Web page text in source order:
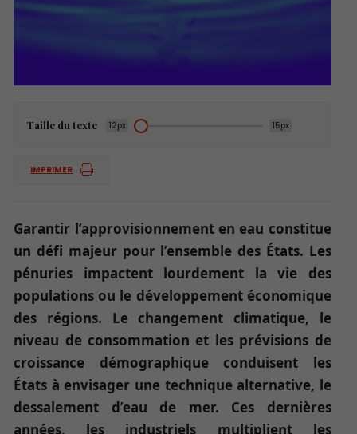
Taille du texte 12px 15px
IMPRIMER
Garantir l’approvisionnement en eau constitue
un défi majeur pour l’ensemble des États. Les
pénuries impactent lourdement la vie des
populations ou le développement économique
des régions. Le changement climatique, le
niveau de consommation et les prévisions de
croissance démographique conduisent les
États à envisager une technique alternative, le
dessalement d’eau de mer. Ces dernières
années, les industriels multiplient les